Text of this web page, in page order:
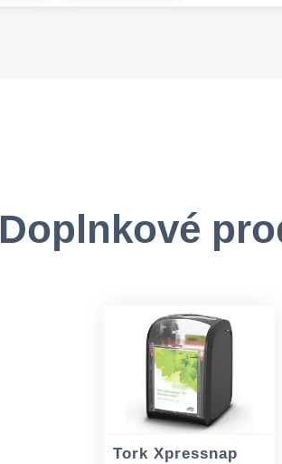
Doplnkové
Tork Xpressnap